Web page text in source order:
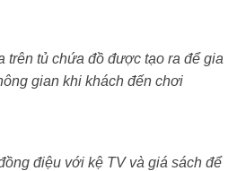
trên tủ chứa đồ được tạo ra để gia
gian khi khách đến chơi
điệu với kệ TV và giá sách để